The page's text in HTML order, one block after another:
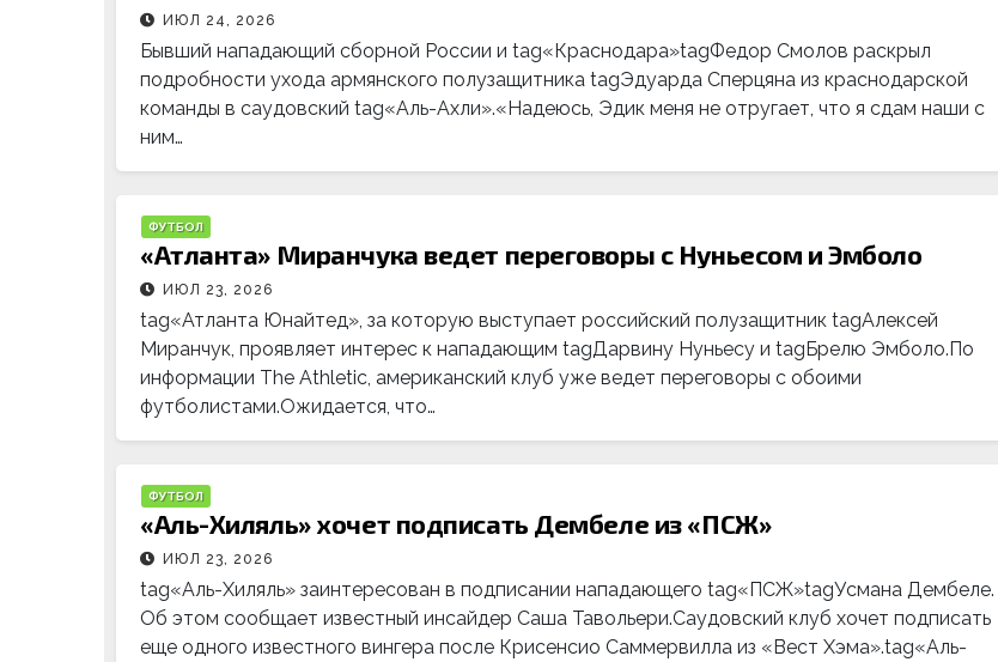
ИЮЛ 24, 2026
Бывший нападающий сборной России и tag«Краснодара»tagФедор Смолов раскрыл
подробности ухода армянского полузащитника tagЭдуарда Сперцяна из краснодарской
команды в саудовский tag«Аль-Ахли».«Надеюсь, Эдик меня не отругает, что я сдам наши с
ним…
ФУТБОЛ
«Атланта» Миранчука ведет переговоры с Нуньесом и Эмболо
ИЮЛ 23, 2026
tag«Атланта Юнайтед», за которую выступает российский полузащитник tagАлексей
Миранчук, проявляет интерес к нападающим tagДарвину Нуньесу и tagБрелю Эмболо.По
информации The Athletic, американский клуб уже ведет переговоры с обоими
футболистами.Ожидается, что…
ФУТБОЛ
«Аль-Хиляль» хочет подписать Дембеле из «ПСЖ»
ИЮЛ 23, 2026
tag«Аль-Хиляль» заинтересован в подписании нападающего tag«ПСЖ»tagУсмана Дембеле.
Об этом сообщает известный инсайдер Саша Тавольери.Саудовский клуб хочет подписать
еще одного известного вингера после Крисенсио Саммервилла из «Вест Хэма».tag«Аль-